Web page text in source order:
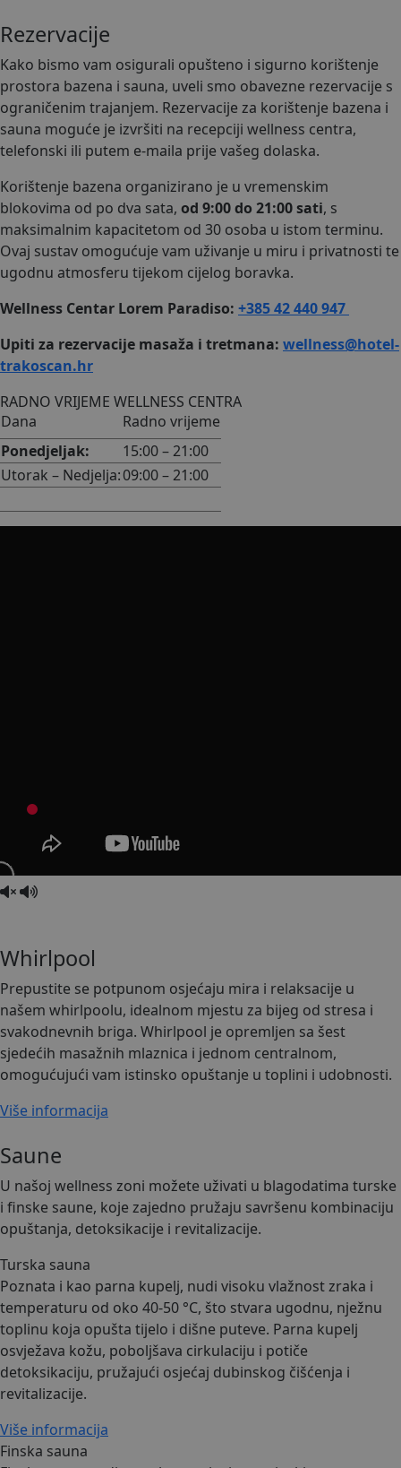
Rezervacije
Kako bismo vam osigurali opušteno i sigurno korištenje
prostora bazena i sauna, uveli smo obavezne rezervacije s
ograničenim trajanjem. Rezervacije za korištenje bazena i
sauna moguće je izvršiti na recepciji wellness centra,
telefonski ili putem e-maila prije vašeg dolaska.
Korištenje bazena organizirano je u vremenskim
blokovima od po dva sata, od 9:00 do 21:00 sati, s
maksimalnim kapacitetom od 30 osoba u istom terminu.
Ovaj sustav omogućuje vam uživanje u miru i privatnosti te
ugodnu atmosferu tijekom cijelog boravka.
Wellness Centar Lorem Paradiso: +385 42 440 947
Upiti za rezervacije masaža i tretmana: wellness@hotel-
trakoscan.hr
RADNO VRIJEME WELLNESS CENTRA
Dana
Radno vrijeme
Ponedjeljak:
15:00 – 21:00
Utorak – Nedjelja:09:00 – 21:00
Whirlpool
Prepustite se potpunom osjećaju mira i relaksacije u
našem whirlpoolu, idealnom mjestu za bijeg od stresa i
svakodnevnih briga. Whirlpool je opremljen sa šest
sjedećih masažnih mlaznica i jednom centralnom,
omogućujući vam istinsko opuštanje u toplini i udobnosti.
Više informacija
Saune
U našoj wellness zoni možete uživati u blagodatima turske
i finske saune, koje zajedno pružaju savršenu kombinaciju
opuštanja, detoksikacije i revitalizacije.
Turska sauna
Poznata i kao parna kupelj, nudi visoku vlažnost zraka i
temperaturu od oko 40-50 °C, što stvara ugodnu, nježnu
toplinu koja opušta tijelo i dišne puteve. Parna kupelj
osvježava kožu, poboljšava cirkulaciju i potiče
detoksikaciju, pružajući osjećaj dubinskog čišćenja i
revitalizacije.
Više informacija
Finska sauna